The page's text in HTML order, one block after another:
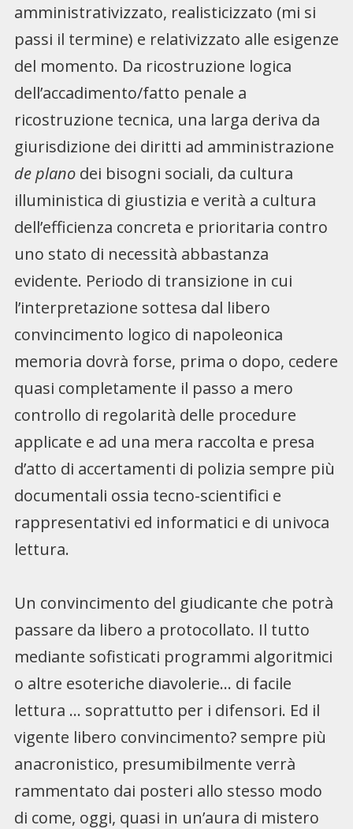
amministrativizzato, realisticizzato (mi si
passi il termine) e relativizzato alle esigenze
del momento. Da ricostruzione logica
dell’accadimento/fatto penale a
ricostruzione tecnica, una larga deriva da
giurisdizione dei diritti ad amministrazione
de planodei bisogni sociali, da cultura
illuministica di giustizia e verità a cultura
dell’efficienza concreta e prioritaria contro
uno stato di necessità abbastanza
evidente. Periodo di transizione in cui
l’interpretazione sottesa dal libero
convincimento logico di napoleonica
memoria dovrà forse, prima o dopo, cedere
quasi completamente il passo a mero
controllo di regolarità delle procedure
applicate e ad una mera raccolta e presa
d’atto di accertamenti di polizia sempre più
documentali ossia tecno-scientifici e
rappresentativi ed informatici e di univoca
lettura.
Un convincimento del giudicante che potrà
passare da libero a protocollato. Il tutto
mediante sofisticati programmi algoritmici
o altre esoteriche diavolerie… di facile
lettura … soprattutto per i difensori. Ed il
vigente libero convincimento? sempre più
anacronistico, presumibilmente verrà
rammentato dai posteri allo stesso modo
di come, oggi, quasi in un’aura di mistero